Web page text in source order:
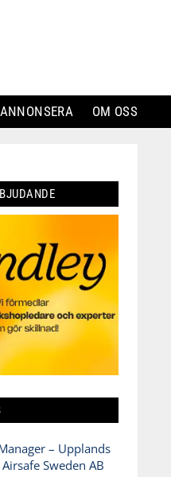
ANNONSERA OM OSS
– Upplands
Sweden AB